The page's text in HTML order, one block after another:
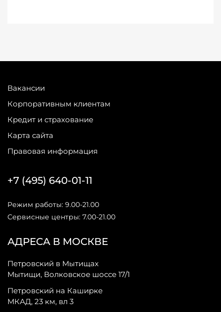
Вакансии
Корпоративным клиентам
Кредит и страхование
Карта сайта
Правовая информация
АДРЕСА В МОСКВЕ
Петровский в Мытищах
Мытищи, Волковское шоссе 17/1
Петровский на Каширке
МКАД, 23 км, вл 3
+7 (495) 640-01-11
Режим работы: 9.00-21.00
Сервисные центры: 7.00-21.00